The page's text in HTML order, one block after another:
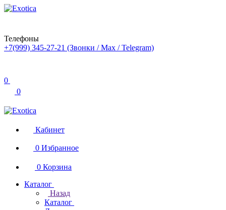
Телефоны
+7(999) 345-27-21 (Звонки / Max / Telegram)
0
0
Кабинет
0 Избранное
0 Корзина
Каталог
Назад
Каталог